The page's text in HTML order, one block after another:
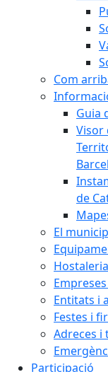
Com
Guia
Visor
de
El
Entitats i
Festes i
Adreces i
Participació